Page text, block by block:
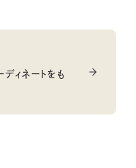
ィネートをも